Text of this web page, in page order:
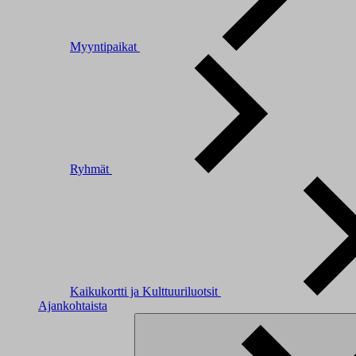
Myyntipaikat
Ryhmät
Kaikukortti ja Kulttuuriluotsit
Ajankohtaista